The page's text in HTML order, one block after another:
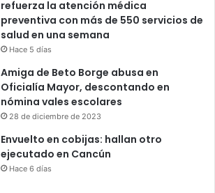
refuerza la atención médica
preventiva con más de 550 servicios de
salud en una semana
Hace 5 días
Amiga de Beto Borge abusa en
Oficialía Mayor, descontando en
nómina vales escolares
28 de diciembre de 2023
Envuelto en cobijas: hallan otro
ejecutado en Cancún
Hace 6 días